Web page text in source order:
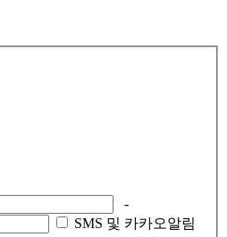
-
SMS 및 카카오알림